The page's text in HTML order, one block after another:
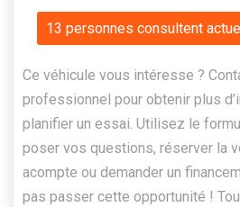
13 personnes consultent
Ce véhicule vous intéresse ?
professionnel pour obtenir plus
planifier un essai. Utilisez le
poser vos questions, réserver la
acompte ou demander un
pas passer cette opportunité !